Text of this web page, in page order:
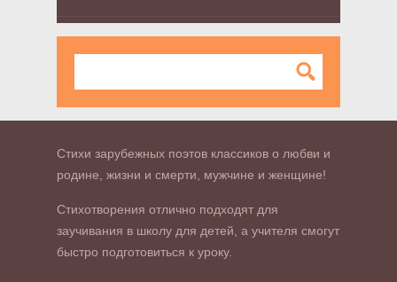
Стихи зарубежных поэтов классиков о любви и
родине, жизни и смерти, мужчине и женщине!
Стихотворения отлично подходят для
заучивания в школу для детей, а учителя смогут
быстро подготовиться к уроку.